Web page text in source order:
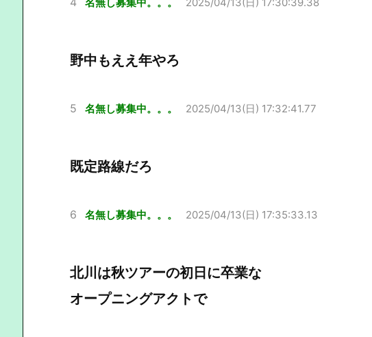
野中もええ年やろ
5 名無し募集中。。。 2025/04/13(日) 17:32:41.77
既定路線だろ
6 名無し募集中。。。 2025/04/13(日) 17:35:33.13
北川は秋ツアーの初日に卒業な
オープニングアクトで